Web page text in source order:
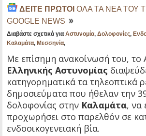
ΔΕΙΤΕ ΠΡΩΤΟΙ ΟΛΑ ΤΑ ΝΕΑ ΤΟΥ
GOOGLE NEWS
Διαβάστε σχετικά για Αστυνομία, Δολοφονίες,
Καλαμάτα, Μεσσηνία,
Με επίσημη ανακοίνωσή του, το
Ελληνικής Αστυνομίας
κατηγορηματικά τα τηλεοπτικά
δημοσιεύματα που ήθελαν την
δολοφονίας στην Καλαμάτα, να
προχωρήσει στο παρελθόν σε
ενδοοικογενειακή βία.